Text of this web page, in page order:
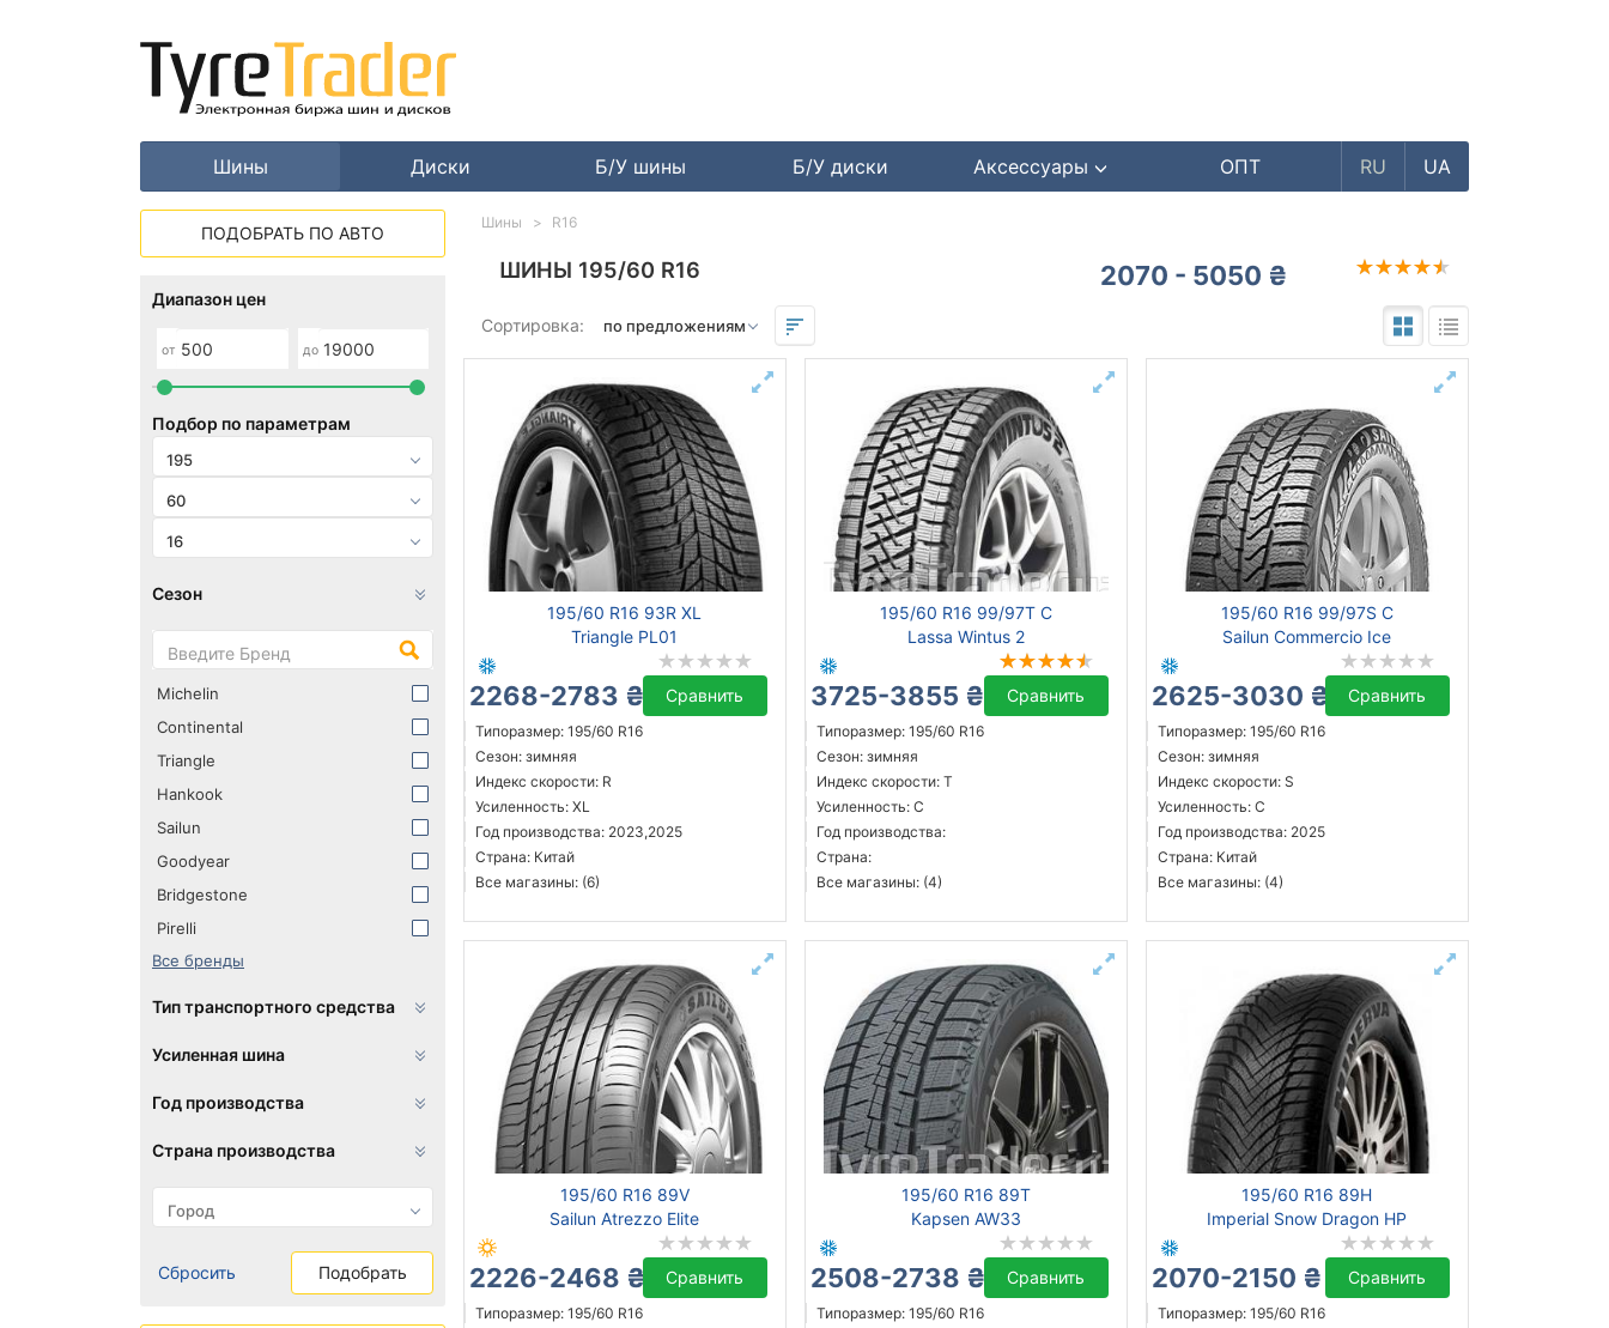
Шины Диски Б/У шины Б/У диски Аксессуары ОПТ RU UA
ШИНЫ 195/60 R16 2070 - 5050 ₴
Сортировка:
195/60 R16 93R XL
Triangle PL01
2268-2783 ₴ Сравнить
Типоразмер: 195/60 R16
Сезон: зимняя
Индекс скорости: R
Усиленность: XL
Год производства: 2023,2025
Страна: Китай
Все магазины: (6)
195/60 R16 99/97T C
Lassa Wintus 2
3725-3855 ₴ Сравнить
Типоразмер: 195/60 R16
Сезон: зимняя
Индекс скорости: T
Усиленность: C
Год производства:
Страна:
Все магазины: (4)
195/60 R16 99/97S C
Sailun Commercio Ice
2625-3030 ₴ Сравнить
Типоразмер: 195/60 R16
Сезон: зимняя
Индекс скорости: S
Усиленность: C
Год производства: 2025
Страна: Китай
Все магазины: (4)
195/60 R16 89V
Sailun Atrezzo Elite
2226-2468 ₴ Сравнить
Типоразмер: 195/60 R16
195/60 R16 89T
Kapsen AW33
2508-2738 ₴ Сравнить
Типоразмер: 195/60 R16
195/60 R16 89H
Imperial Snow Dragon HP
2070-2150 ₴ Сравнить
Типоразмер: 195/60 R16
Шины R16
ПОДОБРАТЬ ПО АВТО
Диапазон цен
от до
Подбор по параметрам
195
60
16
Сезон
Michelin
Continental
Triangle
Hankook
Sailun
Goodyear
Bridgestone
Pirelli
Все бренды
Тип транспортного средства
Усиленная шина
Год производства
Страна производства
Сбросить Подобрать